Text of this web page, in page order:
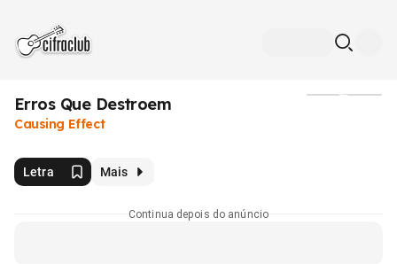
Erros Que Destroem
Causing Effect
Letra Mais
Continua depois do anúncio